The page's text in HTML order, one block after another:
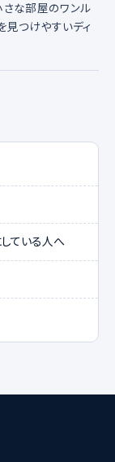
ている人へ
さな部屋のワンル
見つけやすいディ